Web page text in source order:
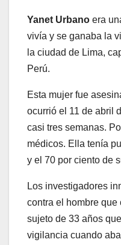
Yanet Urbano era
vivía y se ganaba la
la ciudad de Lima,
Perú.
Esta mujer fue
ocurrió el 11 de abril
casi tres semanas.
médicos. Ella tenía
y el 70 por ciento de
Los investigadores
contra el hombre que
sujeto de 33 años
vigilancia cuando